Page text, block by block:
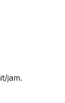
jam.